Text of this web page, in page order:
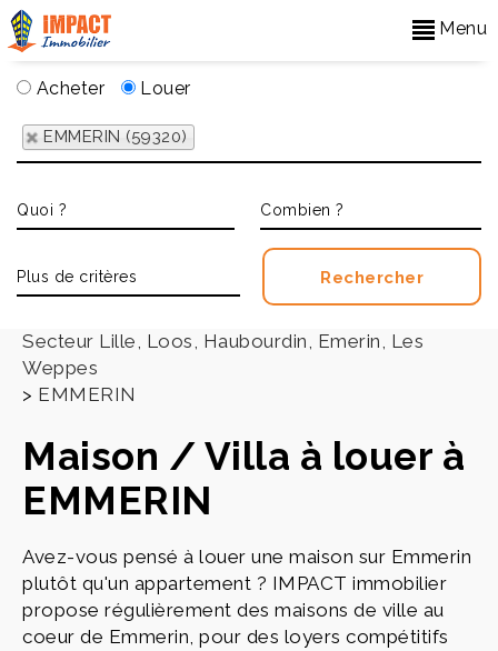
Menu
Acheter Louer
EMMERIN (59320)
Secteur Lille, Loos, Haubourdin, Emerin, Les
Weppes
> EMMERIN
Maison / Villa à louer à
EMMERIN
Avez-vous pensé à louer une maison sur Emmerin
plutôt qu'un appartement ? IMPACT immobilier
propose régulièrement des maisons de ville au
coeur de Emmerin, pour des loyers compétitifs